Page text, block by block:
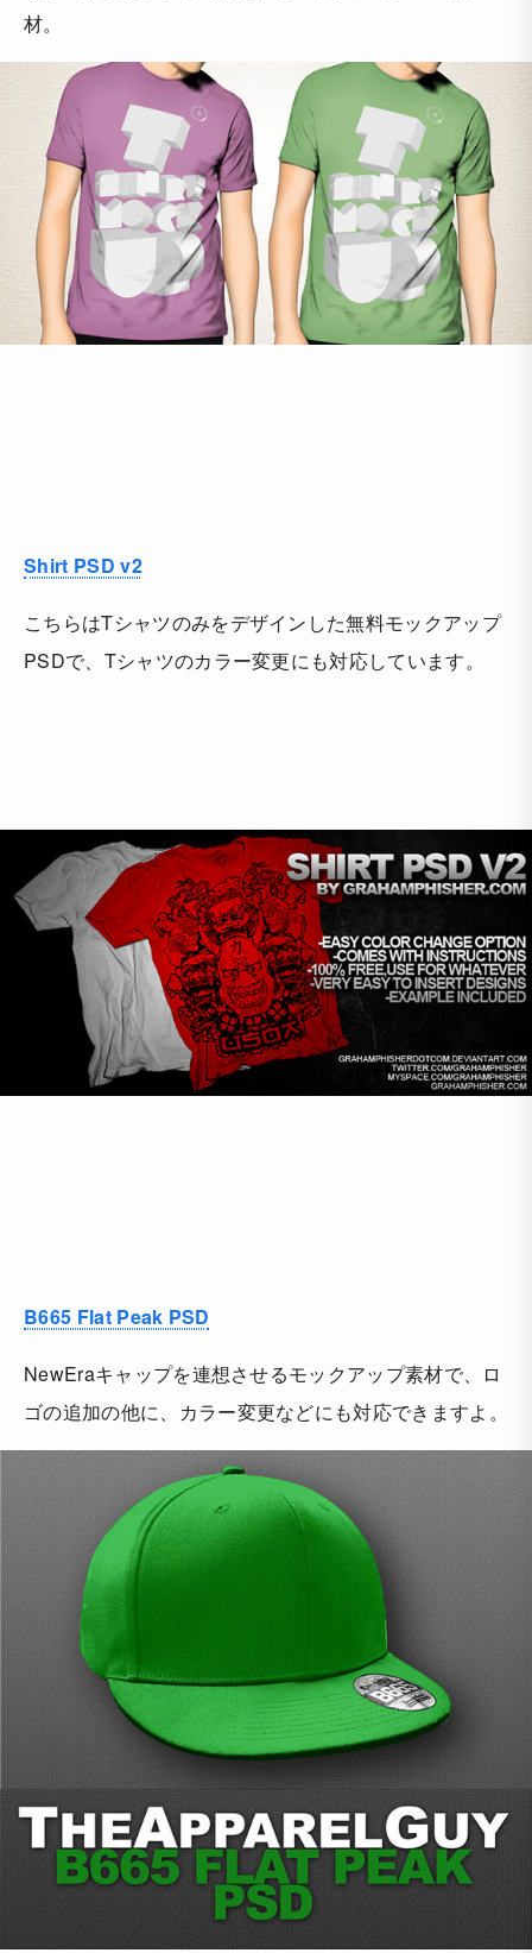
材。
Shirt PSD v2
こちらはTシャツのみをデザインした無料モックアップ
PSDで、Tシャツのカラー変更にも対応しています。
B665 Flat Peak PSD
NewEraキャップを連想させるモックアップ素材で、ロ
ゴの追加の他に、カラー変更などにも対応できますよ。